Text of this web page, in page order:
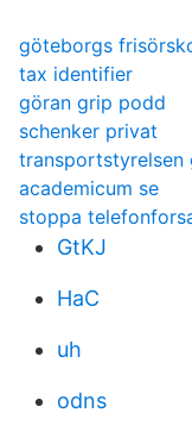
göteborgs
tax identifier
göran grip podd
schenker privat
academicum se
stoppa
GtKJ
HaC
uh
odns